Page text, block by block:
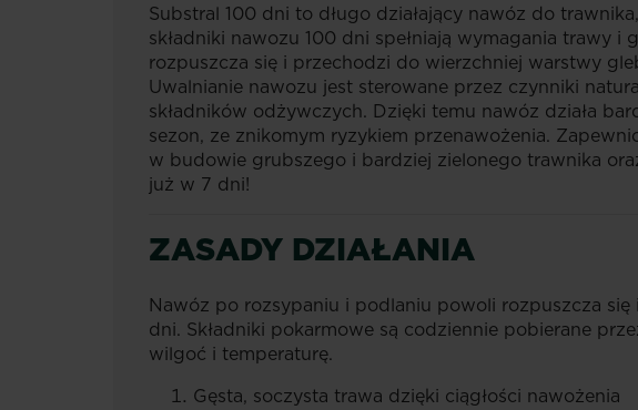
Substral 100 dni to długo działający nawóz do
składniki nawozu 100 dni spełniają wymagania trawy
rozpuszcza się i przechodzi do wierzchniej warstwy
Uwalnianie nawozu jest sterowane przez czynniki
składników odżywczych. Dzięki temu nawóz działa
sezon, ze znikomym ryzykiem przenawożenia.
w budowie grubszego i bardziej zielonego trawnika
już w 7 dni!
ZASADY DZIAŁANIA
Nawóz po rozsypaniu i podlaniu powoli rozpuszcza
dni. Składniki pokarmowe są codziennie pobierane
wilgoć i temperaturę.
Gęsta, soczysta trawa dzięki ciągłości nawożenia